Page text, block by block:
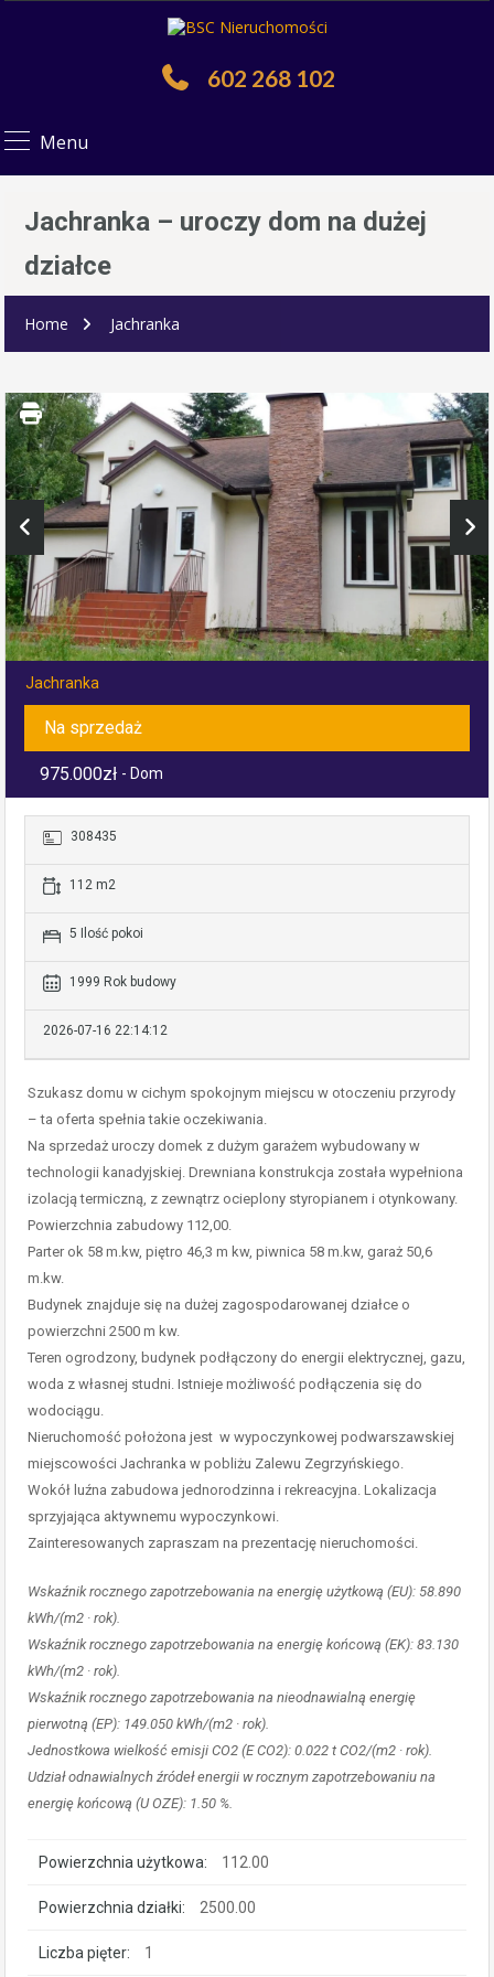
602 268 102
Menu
Jachranka – uroczy dom na dużej
działce
Home Jachranka
Jachranka
Na sprzedaż
975.000zł - Dom
308435
112 m2
5 Ilość pokoi
1999 Rok budowy
2026-07-16 22:14:12
Szukasz domu w cichym spokojnym miejscu w otoczeniu przyrody
– ta oferta spełnia takie oczekiwania.
Na sprzedaż uroczy domek z dużym garażem wybudowany w
technologii kanadyjskiej. Drewniana konstrukcja została wypełniona
izolacją termiczną, z zewnątrz ocieplony styropianem i otynkowany.
Powierzchnia zabudowy 112,00.
Parter ok 58 m.kw, piętro 46,3 m kw, piwnica 58 m.kw, garaż 50,6
m.kw.
Budynek znajduje się na dużej zagospodarowanej działce o
powierzchni 2500 m kw.
Teren ogrodzony, budynek podłączony do energii elektrycznej, gazu,
woda z własnej studni. Istnieje możliwość podłączenia się do
wodociągu.
Nieruchomość położona jest w wypoczynkowej podwarszawskiej
miejscowości Jachranka w pobliżu Zalewu Zegrzyńskiego.
Wokół luźna zabudowa jednorodzinna i rekreacyjna. Lokalizacja
sprzyjająca aktywnemu wypoczynkowi.
Zainteresowanych zapraszam na prezentację nieruchomości.
Wskaźnik rocznego zapotrzebowania na energię użytkową (EU): 58.890
kWh/(m2 · rok).
Wskaźnik rocznego zapotrzebowania na energię końcową (EK): 83.130
kWh/(m2 · rok).
Wskaźnik rocznego zapotrzebowania na nieodnawialną energię
pierwotną (EP): 149.050 kWh/(m2 · rok).
Jednostkowa wielkość emisji CO2 (E CO2): 0.022 t CO2/(m2 · rok).
Udział odnawialnych źródeł energii w rocznym zapotrzebowaniu na
energię końcową (U OZE): 1.50 %.
Powierzchnia użytkowa: 112.00
Powierzchnia działki: 2500.00
Liczba pięter: 1